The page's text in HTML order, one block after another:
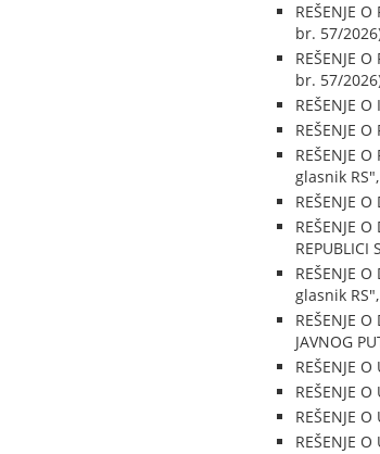
REŠENJE
br. 57/
REŠENJE
br. 57/
REŠENJE
REŠENJE
REŠENJE
glasnik
REŠENJE
REŠENJE
REPUBLICI
REŠENJE
glasnik
REŠENJE
JAVNOG
REŠENJE
REŠENJE
REŠENJE
REŠENJE